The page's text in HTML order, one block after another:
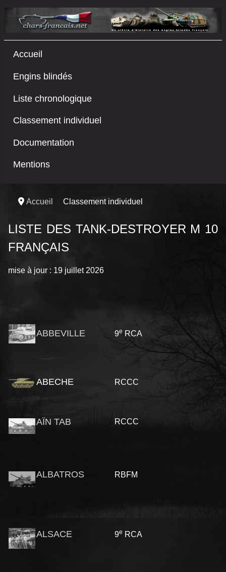
Accueil
Engins blindés
Liste chronologique
Classement individuel
Documentation
Mentions
Accueil Classement individuel
LISTE DES TANK-DESTROYER M 10
FRANÇAIS
mise à jour : 19 juillet 2026
ABBEVILLE 9e RCA
ABECHE RCCC
AÏN TAB RCCC
ALBATROS RBFM
ALSACE 9e RCA